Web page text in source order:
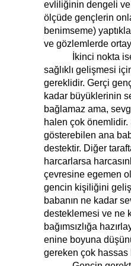
evliliğinin dengeli ve
ölçüde gençlerin
benimseme)
ve gözlemlerde
İkinci nokta ise
sağlıklı gelişmesi
gereklidir. Gerçi
kadar büyüklerinin
bağlamaz ama,
halen çok
gösterebilen ana
destektir. Diğer
harcarlarsa
çevresine egemen
gencin kişiliğini
babanın ne kadar
desteklemesi ve ne
bağımsızlığa
enine boyuna
gereken çok hassas